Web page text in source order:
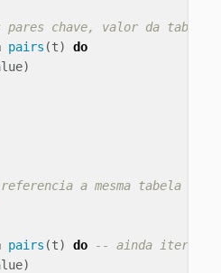
chave, valor da tabela
pairs (t)
do
)
a mesma tabela que
pairs (t) do
-- ainda
)